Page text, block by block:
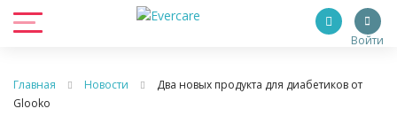
Войти
Главная Новости
Два новых продукта для диабетиков от
Glooko